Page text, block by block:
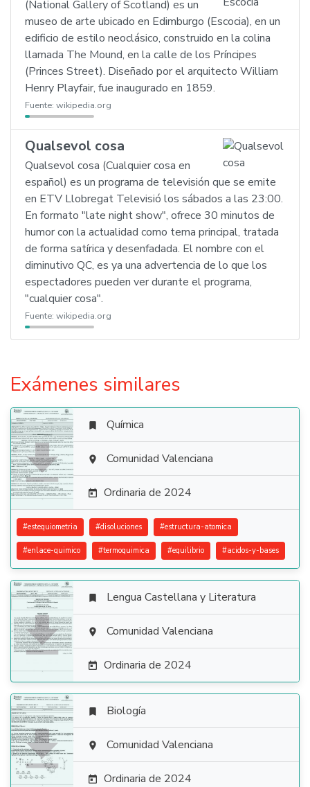
(National Gallery of Scotland) es un
museo de arte ubicado en Edimburgo (Escocia), en un
edificio de estilo neoclásico, construido en la colina
llamada The Mound, en la calle de los Príncipes
(Princes Street). Diseñado por el arquitecto William
Henry Playfair, fue inaugurado en 1859.
Fuente: wikipedia.org
Qualsevol cosa
Qualsevol cosa (Cualquier cosa en
español) es un programa de televisión que se emite
en ETV Llobregat Televisió los sábados a las 23:00.
En formato "late night show", ofrece 30 minutos de
humor con la actualidad como tema principal, tratada
de forma satírica y desenfadada. El nombre con el
diminutivo QC, es ya una advertencia de lo que los
espectadores pueden ver durante el programa,
"cualquier cosa".
Fuente: wikipedia.org
Exámenes similares

 Química
 Comunidad Valenciana
 Ordinaria de 2024
#estequiometria #disoluciones #estructura-atomica
#enlace-quimico #termoquimica #equilibrio #acidos-y-bases

 Lengua Castellana y Literatura
 Comunidad Valenciana
 Ordinaria de 2024

 Biología
 Comunidad Valenciana
 Ordinaria de 2024